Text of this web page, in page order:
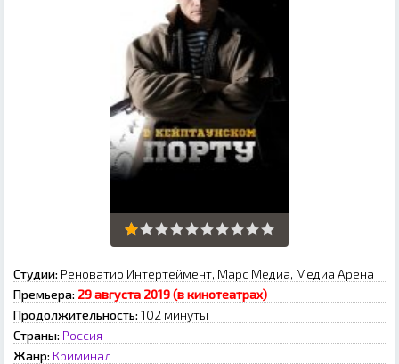
Студии: Реноватио Интертеймент, Марс Медиа, Медиа Арена
Премьера: 29 августа 2019 (в кинотеатрах)
Продолжительность: 102 минуты
Страны: Россия
Жанр: Криминал